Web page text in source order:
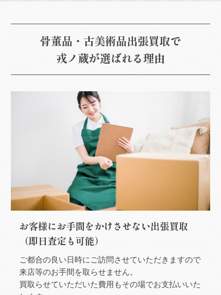
骨董品・古美術品出張買取で
戎ノ蔵が選ばれる理由
お客様にお手間をかけさせない出張買取
（即日査定も可能）
ご都合の良い日時にご訪問させていただきますので
来店等のお手間を取らせません。
買取らせていただいた費用もその場でお支払いいた